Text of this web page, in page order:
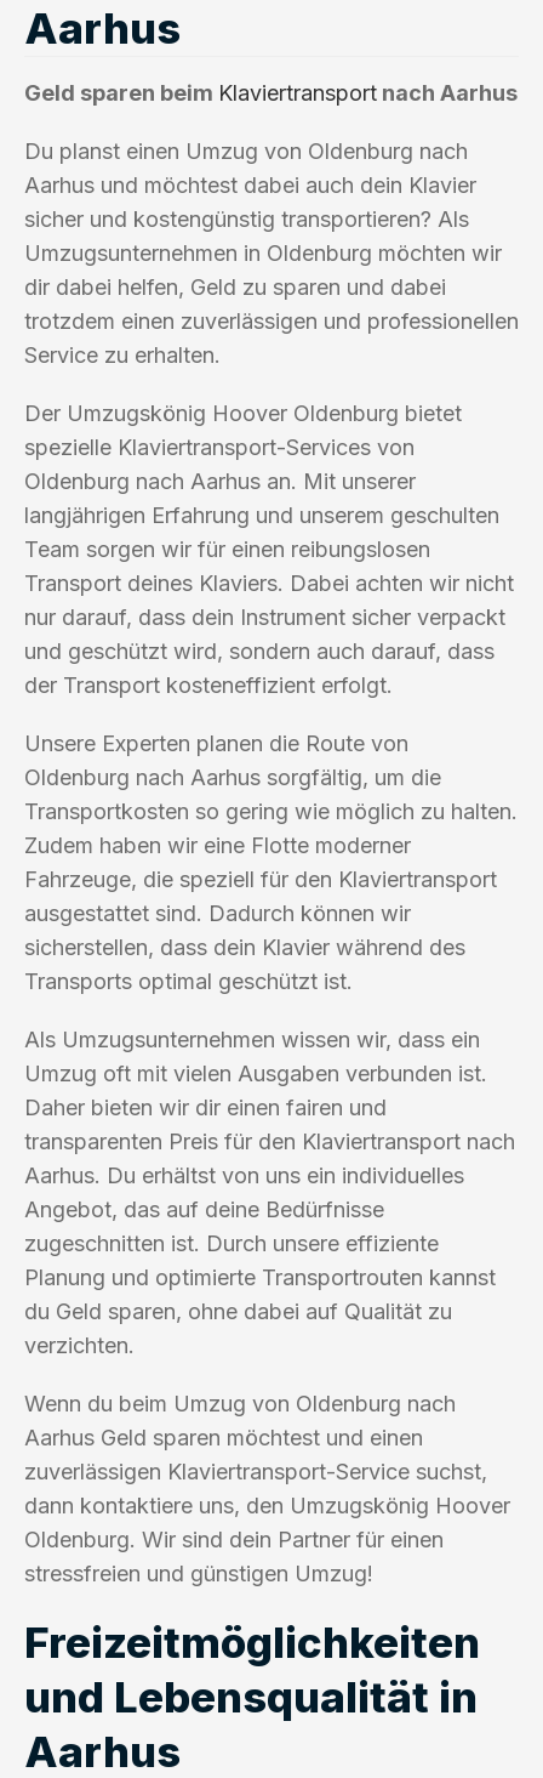
Aarhus
Geld sparen beim Klaviertransport nach Aarhus
Du planst einen Umzug von Oldenburg nach
Aarhus und möchtest dabei auch dein Klavier
sicher und kostengünstig transportieren? Als
Umzugsunternehmen in Oldenburg möchten wir
dir dabei helfen, Geld zu sparen und dabei
trotzdem einen zuverlässigen und professionellen
Service zu erhalten.
Der Umzugskönig Hoover Oldenburg bietet
spezielle Klaviertransport-Services von
Oldenburg nach Aarhus an. Mit unserer
langjährigen Erfahrung und unserem geschulten
Team sorgen wir für einen reibungslosen
Transport deines Klaviers. Dabei achten wir nicht
nur darauf, dass dein Instrument sicher verpackt
und geschützt wird, sondern auch darauf, dass
der Transport kosteneffizient erfolgt.
Unsere Experten planen die Route von
Oldenburg nach Aarhus sorgfältig, um die
Transportkosten so gering wie möglich zu halten.
Zudem haben wir eine Flotte moderner
Fahrzeuge, die speziell für den Klaviertransport
ausgestattet sind. Dadurch können wir
sicherstellen, dass dein Klavier während des
Transports optimal geschützt ist.
Als Umzugsunternehmen wissen wir, dass ein
Umzug oft mit vielen Ausgaben verbunden ist.
Daher bieten wir dir einen fairen und
transparenten Preis für den Klaviertransport nach
Aarhus. Du erhältst von uns ein individuelles
Angebot, das auf deine Bedürfnisse
zugeschnitten ist. Durch unsere effiziente
Planung und optimierte Transportrouten kannst
du Geld sparen, ohne dabei auf Qualität zu
verzichten.
Wenn du beim Umzug von Oldenburg nach
Aarhus Geld sparen möchtest und einen
zuverlässigen Klaviertransport-Service suchst,
dann kontaktiere uns, den Umzugskönig Hoover
Oldenburg. Wir sind dein Partner für einen
stressfreien und günstigen Umzug!
Freizeitmöglichkeiten
und Lebensqualität in
Aarhus